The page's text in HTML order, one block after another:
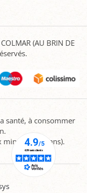
(AU BRIN DE
santé, à consommer
mineurs (-18 ans).